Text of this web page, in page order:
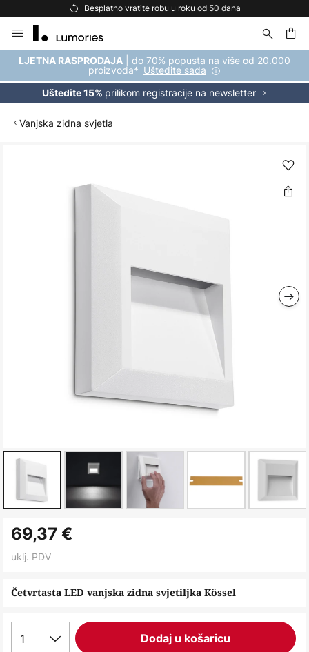
Besplatno vratite robu u roku od 50 dana
to
Content
LJETNA RASPRODAJA | do 70% popusta na više od 20.000
proizvoda* Uštedite sada
Uštedite 15% prilikom registracije na newsletter
Vanjska zidna svjetla
to
the
of
images
gallery
Četvrtasta LED vanjska zidna svjetiljka Kössel
69,37 €
uklj. PDV
1 Dodaj u košaricu